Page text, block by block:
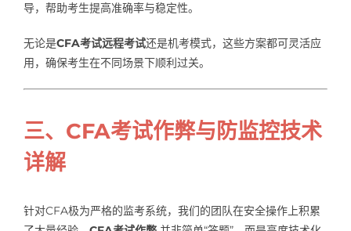
导，帮助考生提高准确率与稳定性。
无论是CFA考试远程考试还是机考模式，这些方案都可灵活应
用，确保考生在不同场景下顺利过关。
三、CFA考试作弊与防监控技术
详解
针对CFA极为严格的监考系统，我们的团队在安全操作上积累